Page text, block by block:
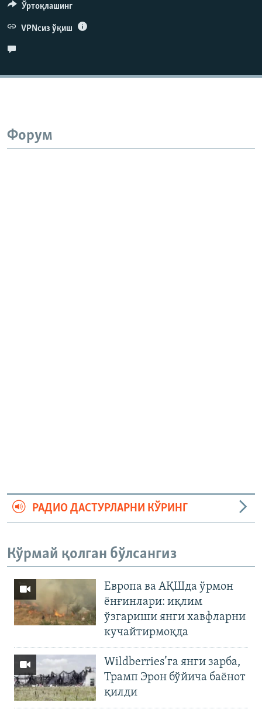
Ўртоқлашинг
VPNсиз ўқиш
Форум
РАДИО ДАСТУРЛАРНИ КЎРИНГ
Кўрмай қолган бўлсангиз
Европа ва АҚШда ўрмон
ёнғинлари: иқлим
ўзгариши янги хавфларни
кучайтирмоқда
Wildberries’га янги зарба,
Трамп Эрон бўйича баёнот
қилди